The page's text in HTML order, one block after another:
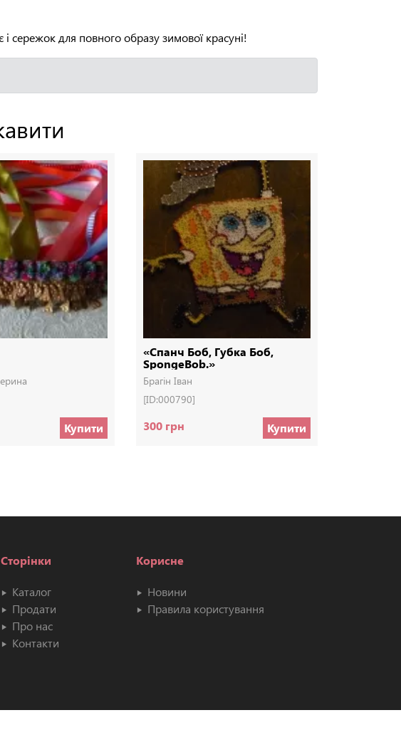
сережок для повного образу зимової красуні!
Купити
«Спанч Боб, Губка Боб,
SpongeBob.»
Брагін Іван
[ID:000790]
300 грн Купити
Сторінки
Каталог
Продати
Про нас
Контакти
Корисне
Новини
Правила користування